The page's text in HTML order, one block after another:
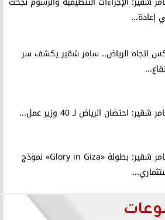
إعادة...
اتجاه الرياض.. سامر شقير يكشف سر
شقير: احتضان الرياض لـ 40 وزير عمل...
سامر شقير: بطولة «Glory in Giza» نموذج